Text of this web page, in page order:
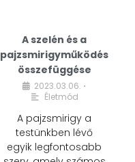
A szelén és a
pajzsmirigyműködés
összefüggése
2023.03.06. •
Életmód
A pajzsmirigy a
testünkben lévő
egyik legfontosabb